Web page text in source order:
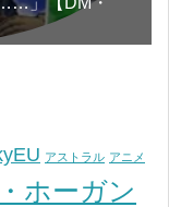
アストラル アニメ
ホーガン